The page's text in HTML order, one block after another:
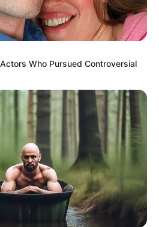
Who Pursued Controversial